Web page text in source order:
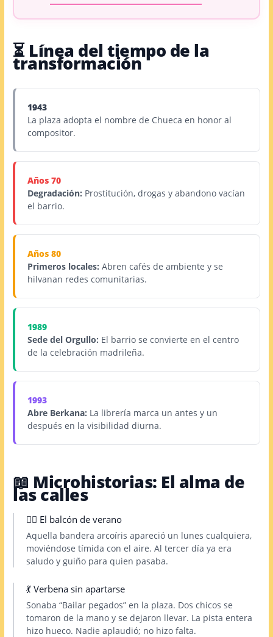
⏳ Línea del tiempo de la
transformación
1943
La plaza adopta el nombre de Chueca en honor al
compositor.
Años 70
Degradación: Prostitución, drogas y abandono vacían
el barrio.
Años 80
Primeros locales: Abren cafés de ambiente y se
hilvanan redes comunitarias.
1989
Sede del Orgullo: El barrio se convierte en el centro
de la celebración madrileña.
1993
Abre Berkana: La librería marca un antes y un
después en la visibilidad diurna.
📖 Microhistorias: El alma de
las calles
🏳️‍🌈 El balcón de verano
Aquella bandera arcoíris apareció un lunes cualquiera,
moviéndose tímida con el aire. Al tercer día ya era
saludo y guiño para quien pasaba.
💃 Verbena sin apartarse
Sonaba “Bailar pegados” en la plaza. Dos chicos se
tomaron de la mano y se dejaron llevar. La pista entera
hizo hueco. Nadie aplaudió; no hizo falta.